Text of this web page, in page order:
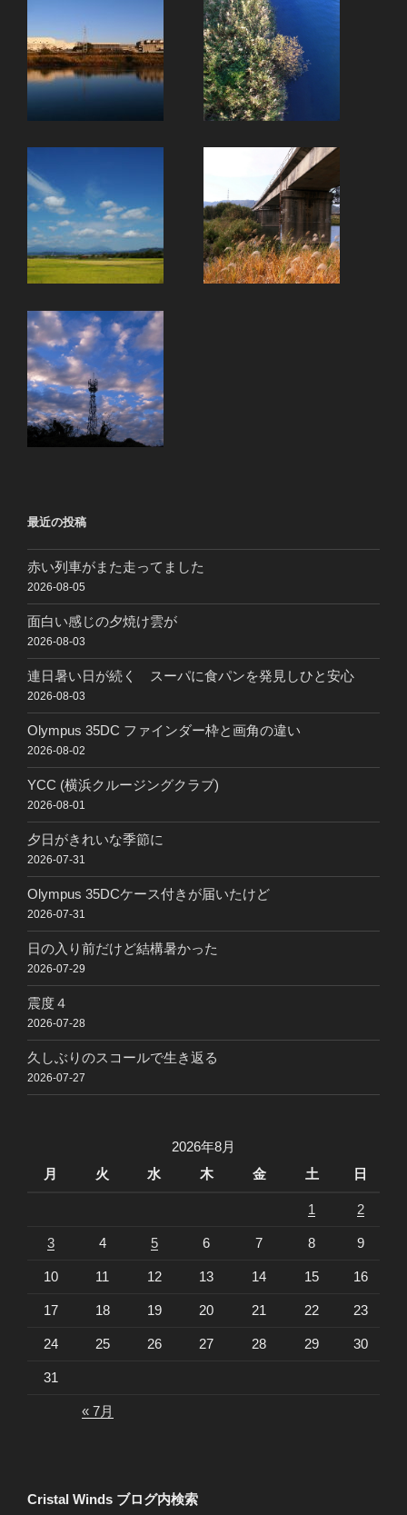
最近の投稿
赤い列車がまた走ってました
2026-08-05
面白い感じの夕焼け雲が
2026-08-03
連日暑い日が続く スーパに食パンを発見しひと安心
2026-08-03
Olympus 35DC ファインダー枠と画角の違い
2026-08-02
YCC (横浜クルージングクラブ)
2026-08-01
夕日がきれいな季節に
2026-07-31
Olympus 35DCケース付きが届いたけど
2026-07-31
日の入り前だけど結構暑かった
2026-07-29
震度４
2026-07-28
久しぶりのスコールで生き返る
2026-07-27
2026年8月
月
火 水 木 金 土 日
1 2
3 4 5 6 7 8 9
10 11 12 13 14 15 16
17 18 19 20 21 22 23
24 25 26 27 28 29 30
31
« 7月
Cristal Winds ブログ内検索